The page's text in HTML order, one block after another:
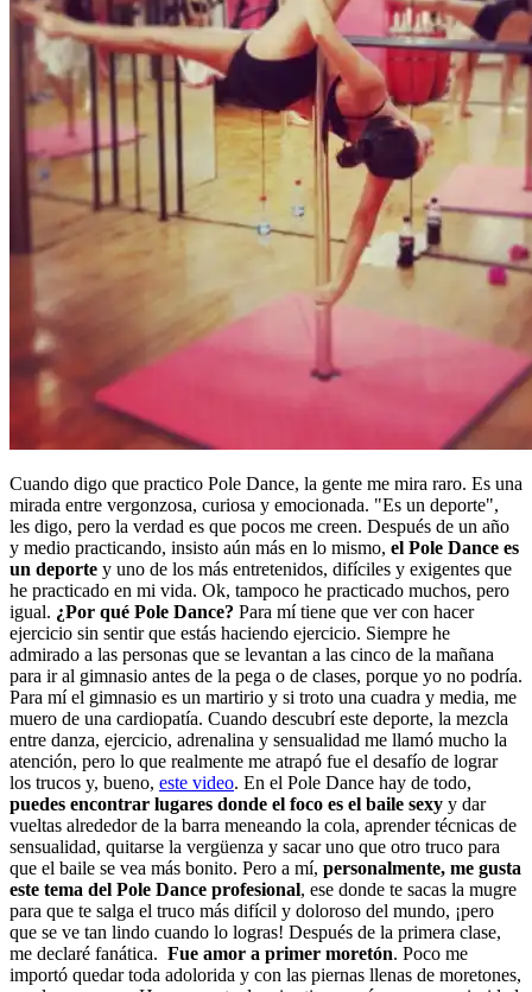
Cuando digo que practico Pole Dance, la gente me mira raro. Es una
mirada entre vergonzosa, curiosa y emocionada. "Es un deporte",
les digo, pero la verdad es que pocos me creen. Después de un año
y medio practicando, insisto aún más en lo mismo, el Pole Dance es
un deporte y uno de los más entretenidos, difíciles y exigentes que
he practicado en mi vida. Ok, tampoco he practicado muchos, pero
igual. ¿Por qué Pole Dance? Para mí tiene que ver con hacer
ejercicio sin sentir que estás haciendo ejercicio. Siempre he
admirado a las personas que se levantan a las cinco de la mañana
para ir al gimnasio antes de la pega o de clases, porque yo no podría.
Para mí el gimnasio es un martirio y si troto una cuadra y media, me
muero de una cardiopatía. Cuando descubrí este deporte, la mezcla
entre danza, ejercicio, adrenalina y sensualidad me llamó mucho la
atención, pero lo que realmente me atrapó fue el desafío de lograr
los trucos y, bueno, este video. En el Pole Dance hay de todo,
puedes encontrar lugares donde el foco es el baile sexy y dar
vueltas alrededor de la barra meneando la cola, aprender técnicas de
sensualidad, quitarse la vergüenza y sacar uno que otro truco para
que el baile se vea más bonito. Pero a mí, personalmente, me gusta
este tema del Pole Dance profesional, ese donde te sacas la mugre
para que te salga el truco más difícil y doloroso del mundo, ¡pero
que se ve tan lindo cuando lo logras! Después de la primera clase,
me declaré fanática. Fue amor a primer moretón. Poco me
importó quedar toda adolorida y con las piernas llenas de moretones,